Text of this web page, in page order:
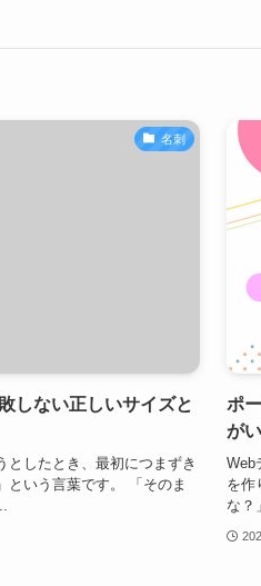
名刺
しない正しいサイズと
としたとき、最初につまずき
という言葉です。 「そのま
ポ
が
Web
を作
な？